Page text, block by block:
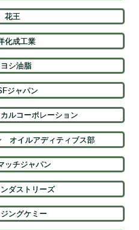
花王
化成工業
ヨシ油脂
ジャパン
ルコーポレーション
オイルアディティブス部
ッチジャパン
ダストリーズ
ングケミー